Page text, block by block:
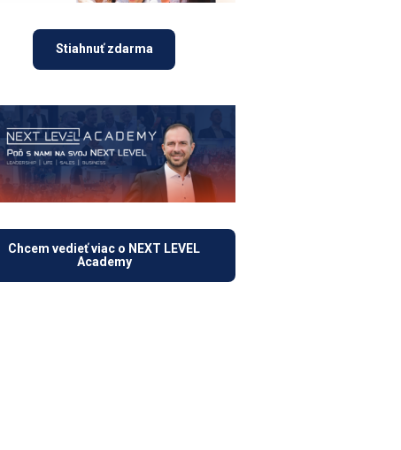
Stiahnuť zdarma
Chcem vedieť viac o NEXT LEVEL
Academy